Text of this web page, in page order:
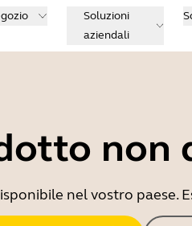
Soluzioni
aziendali
non
nel vostro paese.